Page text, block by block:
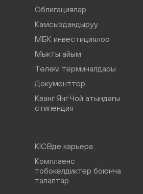
Облигациялар
Камсыздандыруу
МБК инвестициялоо
Мыкты айым
Төлөм терминалдары
Документтер
Кванг Янг Чой атындагы
стипендия
KICBде карьера
Комплаенс
тобокелдиктер боюнча
талаптар